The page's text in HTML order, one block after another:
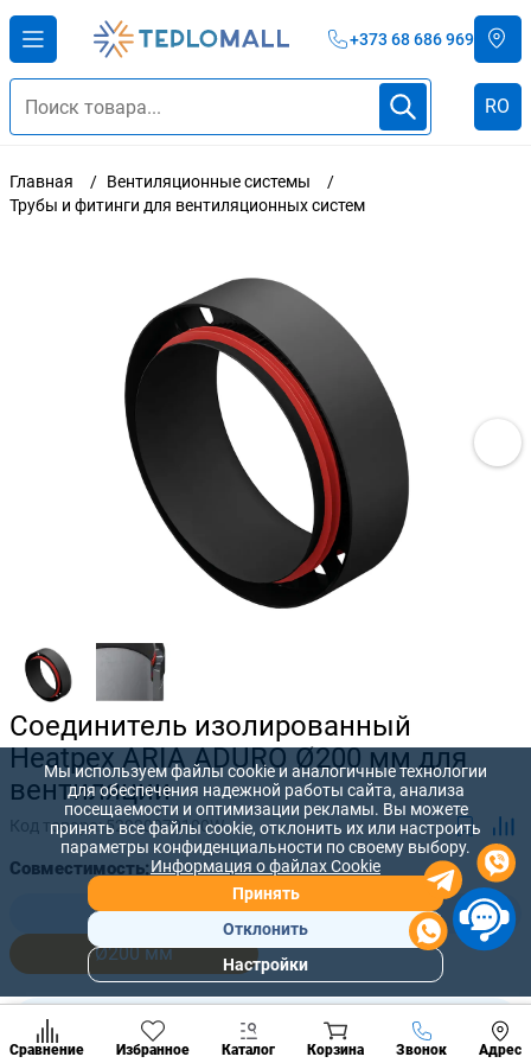
+373 68 686 969
RO
Главная
Вентиляционные системы
Трубы и фитинги для вентиляционных систем
Соединитель изолированный
Heatpex ARIA ADURO Ø200 мм для
вентиляции
Код товара:52920070100W
Совместимость:
Ø125 мм
Ø160 мм
Ø200 мм
278 +
Сравнение Избранное Каталог Корзина Звонок Адрес
Позвонить
разделы
Мы используем файлы cookie и аналогичные технологии
для обеспечения надежной работы сайта, анализа
посещаемости и оптимизации рекламы. Вы можете
принять все файлы cookie, отклонить их или настроить
параметры конфиденциальности по своему выбору.
Информация о файлах Cookie
Принять
Отклонить
Настройки